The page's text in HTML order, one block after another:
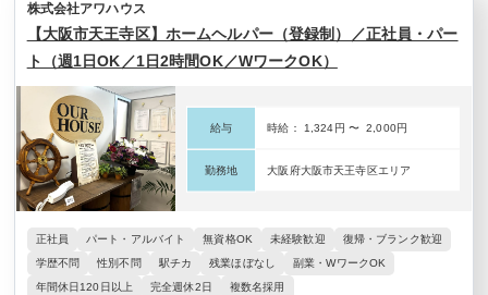
株式会社アワハウス
【大阪市天王寺区】ホームヘルパー（登録制）／正社員・パー
ト（週1日OK／1日2時間OK／WワークOK）
正社員 パート・アルバイト 無資格OK 未経験歓迎
復帰・ブランク歓迎
学歴不問
性別不問 駅チカ 残業ほぼなし
副業・WワークOK
年間休日120日以上
完全週休2日 複数名採用
給与 時給： 1,324円 〜 2,000円
勤務地 大阪府大阪市天王寺区エリア